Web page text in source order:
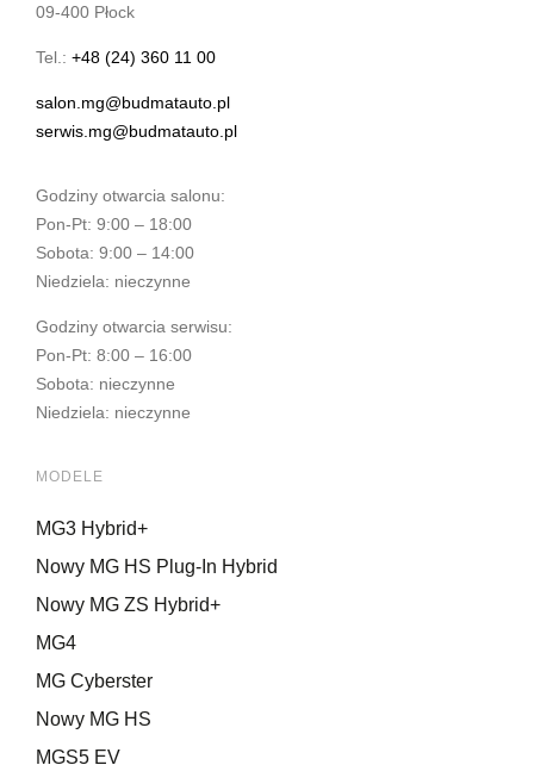
09-400 Płock
Tel.: +48 (24) 360 11 00
salon.mg@budmatauto.pl
serwis.mg@budmatauto.pl
Godziny otwarcia salonu:
Pon-Pt: 9:00 – 18:00
Sobota: 9:00 – 14:00
Niedziela: nieczynne
Godziny otwarcia serwisu:
Pon-Pt: 8:00 – 16:00
Sobota: nieczynne
Niedziela: nieczynne
MODELE
MG3 Hybrid+
Nowy MG HS Plug-In Hybrid
Nowy MG ZS Hybrid+
MG4
MG Cyberster
Nowy MG HS
MGS5 EV